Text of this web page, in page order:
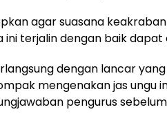
agar suasana
ini terjalin dengan baik
dengan lancar
mengenakan jas ungu
pengurus